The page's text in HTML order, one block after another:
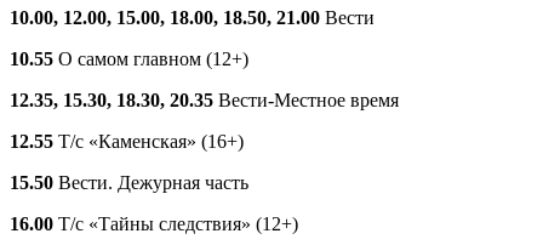
10.00, 12.00, 15.00, 18.00, 18.50, 21.00 Вести
10.55 О самом главном (12+)
12.35, 15.30, 18.30, 20.35 Вести-Местное время
12.55 Т/с «Каменская» (16+)
15.50 Вести. Дежурная часть
16.00 Т/с «Тайны следствия» (12+)